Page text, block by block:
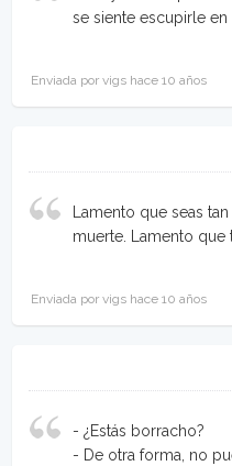
se siente escupirle en
Enviada por vigs hace 10 años
Lamento que seas
muerte. Lamento
Enviada por vigs hace 10 años
- ¿Estás borracho?
- De otra forma, no